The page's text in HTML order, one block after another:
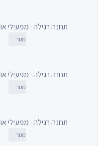
תחנה רגילה · מפעילי אוטובוסים
מטר
תחנה רגילה · מפעילי אוטובוסים
מטר
תחנה רגילה · מפעילי אוטובוסים
מטר